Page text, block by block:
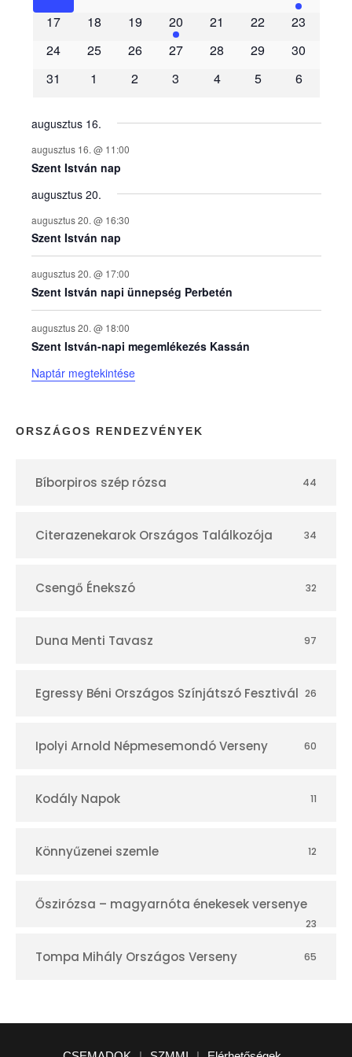
m
é
n
y
e
k
n
a
p
t
r
17
18 19 20 21 22
23
24
25 26 27 28 29
30
31
1 2 3 4 5 6
augusztus 16.
augusztus 16. @ 11:00
Szent István nap
augusztus 20.
augusztus 20. @ 16:30
Szent István nap
augusztus 20. @ 17:00
Szent István napi ünnepség Perbetén
augusztus 20. @ 18:00
Szent István-napi megemlékezés Kassán
Naptár megtekintése
ORSZÁGOS RENDEZVÉNYEK
Bíborpiros szép rózsa 44
Citerazenekarok Országos Találkozója 34
Csengő Énekszó 32
Duna Menti Tavasz 97
Egressy Béni Országos Színjátszó Fesztivál 26
Ipolyi Arnold Népmesemondó Verseny 60
Kodály Napok 11
Könnyűzenei szemle 12
Őszirózsa – magyarnóta énekesek versenye
23
Tompa Mihály Országos Verseny 65